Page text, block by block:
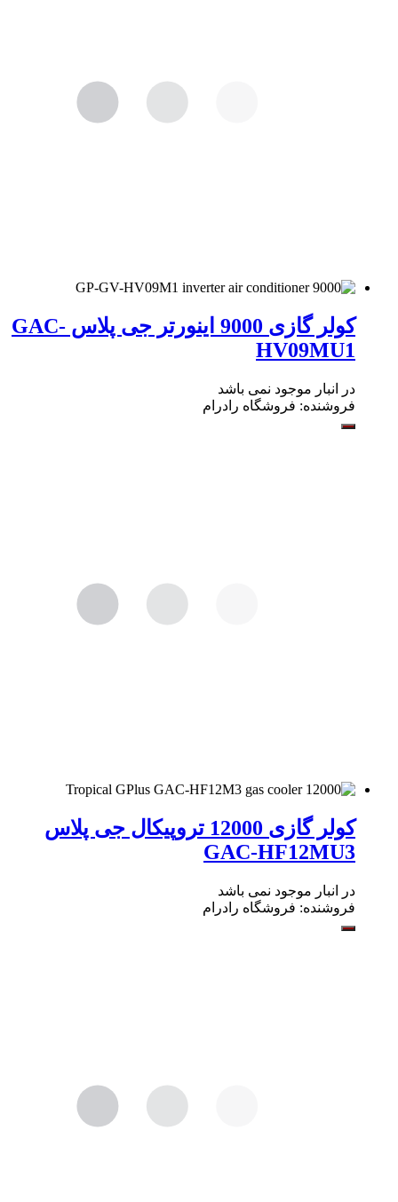
کولر گازی 9000 اینورتر جی پلاس GAC-
HV09MU1
در انبار موجود نمی باشد
فروشنده: فروشگاه رادرام
کولر گازی 12000 تروپیکال جی پلاس
GAC-HF12MU3
در انبار موجود نمی باشد
فروشنده: فروشگاه رادرام